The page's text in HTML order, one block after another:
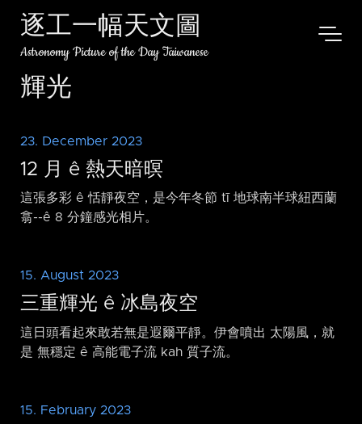
逐工一幅天文圖
Astronomy Picture of the Day Taiwanese
輝光
23. December 2023
12 月 ê 熱天暗暝
這張多彩 ê 恬靜夜空，是今年冬節 tī 地球南半球紐西蘭
翕-⁠-ê 8 分鐘感光相片。
15. August 2023
三重輝光 ê 冰島夜空
這日頭看起來敢若無是遐爾平靜。伊會噴出 太陽風，就
是 無穩定 ê 高能電子流 kah 質子流。
15. February 2023